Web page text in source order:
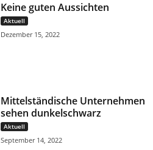
Keine guten Aussichten
Aktuell
Dezember 15, 2022
Mittelständische Unternehmen
sehen dunkelschwarz
Aktuell
September 14, 2022